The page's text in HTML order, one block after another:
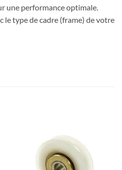
une performance optimale.
le type de cadre (frame) de votre